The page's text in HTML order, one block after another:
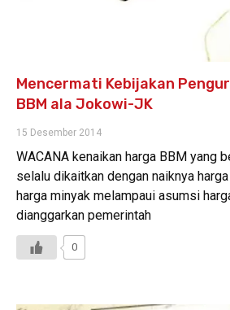
Mencermati Kebijakan
BBM ala Jokowi-JK
15 Desember 2014
WACANA kenaikan harga BBM yang
selalu dikaitkan dengan naiknya
harga minyak melampaui asumsi
dianggarkan pemerintah
0